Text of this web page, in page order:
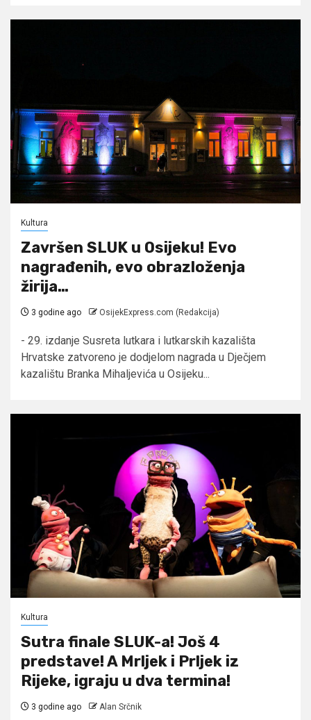
Kultura
Završen SLUK u Osijeku! Evo
nagrađenih, evo obrazloženja
žirija…
3 godine ago OsijekExpress.com (Redakcija)
- 29. izdanje Susreta lutkara i lutkarskih kazališta
Hrvatske zatvoreno je dodjelom nagrada u Dječjem
kazalištu Branka Mihaljevića u Osijeku...
Kultura
Sutra finale SLUK-a! Još 4
predstave! A Mrljek i Prljek iz
Rijeke, igraju u dva termina!
3 godine ago Alan Srčnik